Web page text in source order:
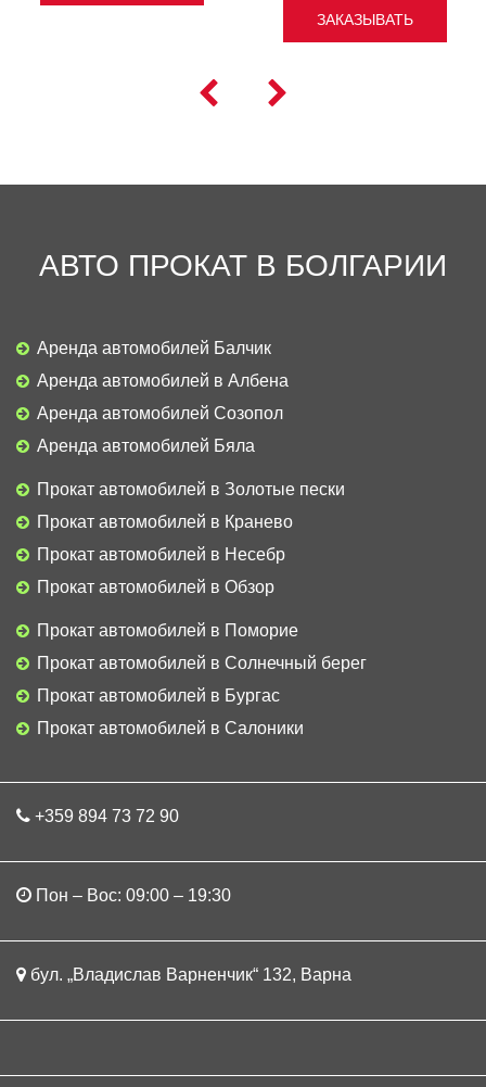
ЗАКАЗЫВАТЬ
 
АВТО ПРОКАТ В БОЛГАРИИ
Аренда автомобилей Балчик
Аренда автомобилей в Албена
Аренда автомобилей Созопол
Аренда автомобилей Бяла
Прокат автомобилей в Золотые пески
Прокат автомобилей в Кранево
Прокат автомобилей в Несебр
Прокат автомобилей в Обзор
Прокат автомобилей в Поморие
Прокат автомобилей в Солнечный берег
Прокат автомобилей в Бургас
Прокат автомобилей в Салоники
+359 894 73 72 90
Пон – Вос: 09:00 – 19:30
бул. „Владислав Варненчик“ 132, Варна